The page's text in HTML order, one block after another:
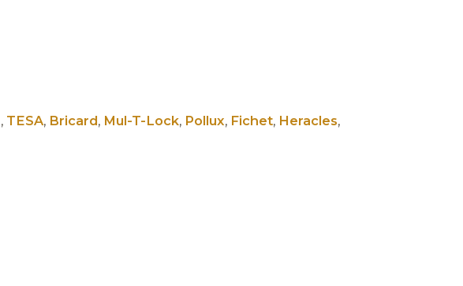
, TESA, Bricard, Mul-T-Lock, Pollux, Fichet, Heracles,